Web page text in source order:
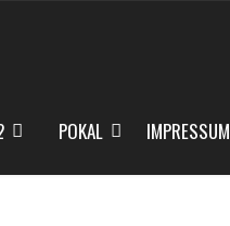
POKAL IMPRESSUM